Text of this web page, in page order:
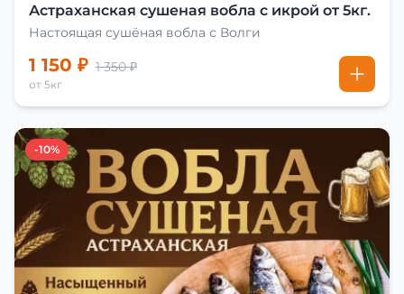
Астраханская сушеная вобла с икрой от 5кг.
Настоящая сушёная вобла с Волги
1 150 ₽ 1 350 ₽
от 5кг
-10%